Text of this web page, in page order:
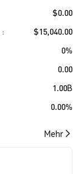
$0.00
$15,040.00
0%
0.00
1.00B
0.00%
Mehr